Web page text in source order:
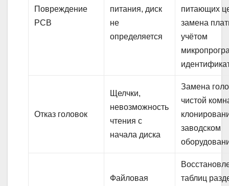
Повреждение
PCB
питания, диск
не
определяется
питающих
замена
учётом
Отказ головок
Щелчки,
невозможность
чтения с
начала диска
Замена
чистой
заводском
Файловая
таблиц